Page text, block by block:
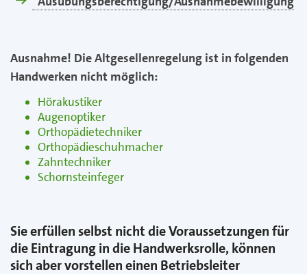
Ausnahme! Die Altgesellenregelung ist in folgenden
Handwerken nicht möglich:
Hörakustiker
Augenoptiker
Orthopädietechniker
Orthopädieschuhmacher
Zahntechniker
Schornsteinfeger
Sie erfüllen selbst nicht die Voraussetzungen für
die Eintragung in die Handwerksrolle, können
sich aber vorstellen einen Betriebsleiter